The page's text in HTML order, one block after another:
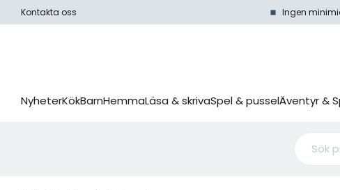
Kontakta oss Ingen
NyheterKökBarnHemmaLäsa & skrivaSpel & pusselÄventyr &